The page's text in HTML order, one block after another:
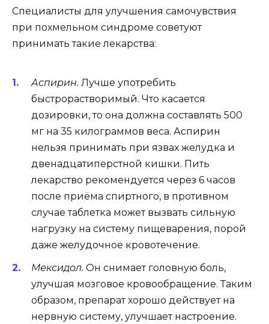
Специалисты для улучшения самочувствия
при похмельном синдроме советуют
принимать такие лекарства:
Аспирин. Лучше употребить
быстрорастворимый. Что касается
дозировки, то она должна составлять 500
мг на 35 килограммов веса. Аспирин
нельзя принимать при язвах желудка и
двенадцатиперстной кишки. Пить
лекарство рекомендуется через 6 часов
после приёма спиртного, в противном
случае таблетка может вызвать сильную
нагрузку на систему пищеварения, порой
даже желудочное кровотечение.
Мексидол. Он снимает головную боль,
улучшая мозговое кровообращение. Таким
образом, препарат хорошо действует на
нервную систему, улучшает настроение.